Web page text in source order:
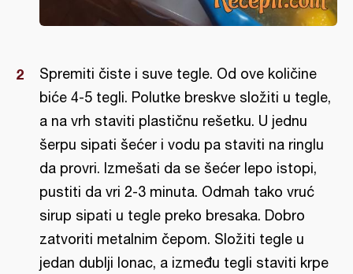
Spremiti čiste i suve tegle. Od ove količine
biće 4-5 tegli. Polutke breskve složiti u tegle,
a na vrh staviti plastičnu rešetku. U jednu
šerpu sipati šećer i vodu pa staviti na ringlu
da provri. Izmešati da se šećer lepo istopi,
pustiti da vri 2-3 minuta. Odmah tako vruć
sirup sipati u tegle preko bresaka. Dobro
zatvoriti metalnim čepom. Složiti tegle u
jedan dublji lonac, a između tegli staviti krpe